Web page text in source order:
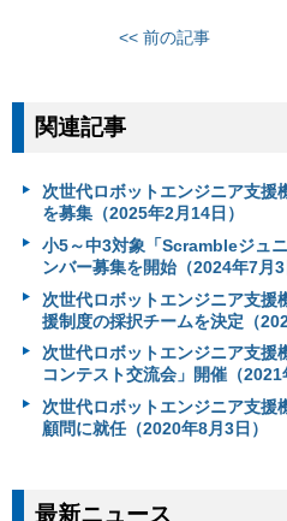
<< 前の記事
関連記事
次世代ロボットエンジニア支援
を募集（2025年2月14日）
小5～中3対象「Scrambleジュ
ンバー募集を開始（2024年7月3
次世代ロボットエンジニア支援
援制度の採択チームを決定（
次世代ロボットエンジニア支援
コンテスト交流会」開催（2021
次世代ロボットエンジニア支援
顧問に就任（2020年8月3日）
最新ニュース